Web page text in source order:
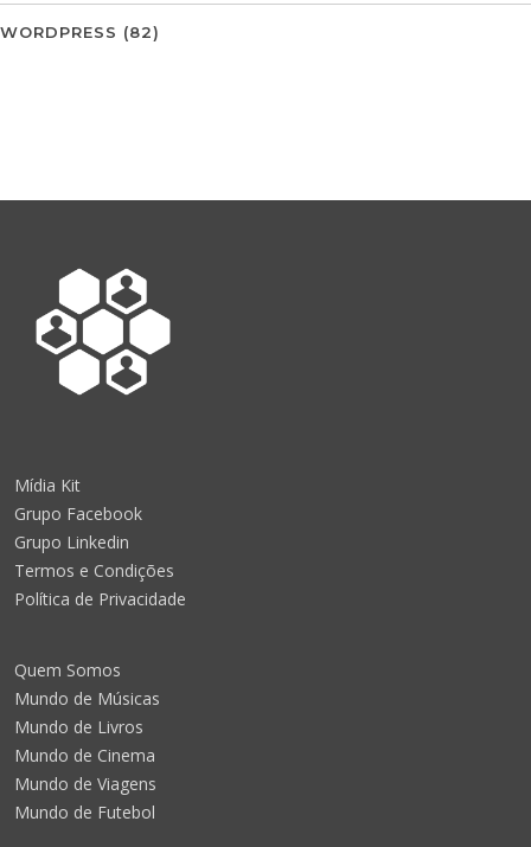
WORDPRESS (82)
Mídia Kit
Grupo Facebook
Grupo Linkedin
Termos e Condições
Política de Privacidade
Quem Somos
Mundo de Músicas
Mundo de Livros
Mundo de Cinema
Mundo de Viagens
Mundo de Futebol